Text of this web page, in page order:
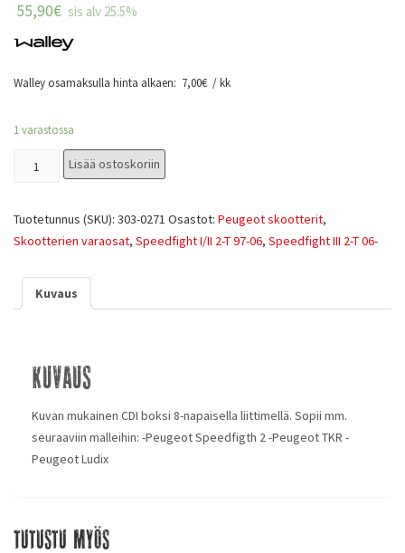
55,90€ sis alv 25.5%
Walley osamaksulla hinta alkaen: 7,00€ / kk
1 varastossa
Lisää ostoskoriin
Tuotetunnus (SKU): 303-0271 Osastot: Peugeot skootterit,
Skootterien varaosat, Speedfight I/II 2-T 97-06, Speedfight III 2-T 06-
Kuvaus
Kuvaus
Kuvan mukainen CDI boksi 8-napaisella liittimellä. Sopii mm.
seuraaviin malleihin: -Peugeot Speedfigth 2 -Peugeot TKR -
Peugeot Ludix
Tutustu myös